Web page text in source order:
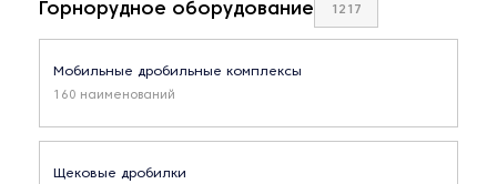
Горнорудное оборудование 1217
Мобильные дробильные комплексы
160 наименований
Щековые дробилки